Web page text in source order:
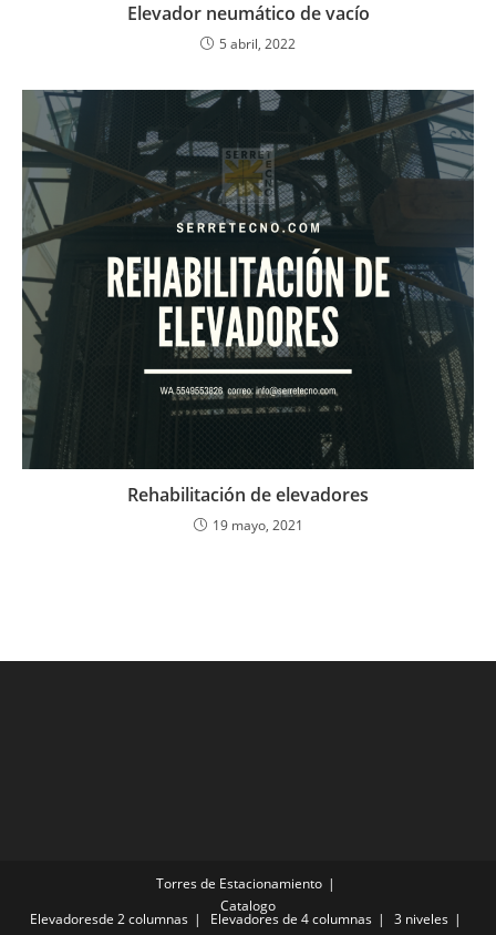
Elevador neumático de vacío
5 abril, 2022
Rehabilitación de elevadores
19 mayo, 2021
Torres de Estacionamiento
Catalogo
Elevadoresde 2 columnas Elevadores de 4 columnas
3 niveles